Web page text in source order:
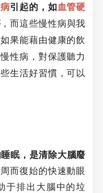
引起的，如血管硬
，而這些慢性病與我
果能藉由健康的飲
性病，對保護聽力
生活好習慣，可以
眠，是清除大腦廢
而復始的快速動眼
于排出 大腦 中的垃